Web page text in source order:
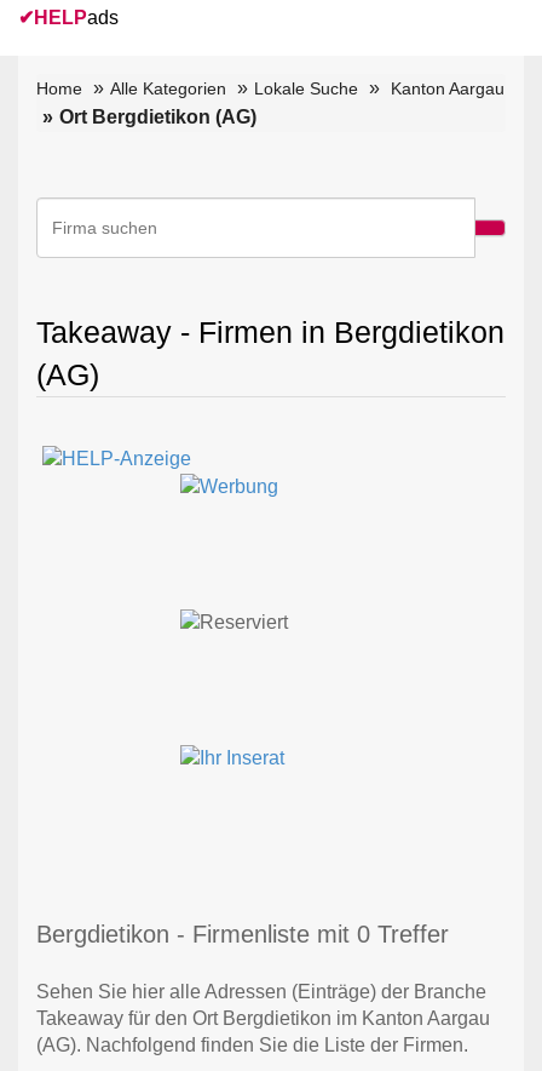
✔ HELPads
Home Alle Kategorien Lokale Suche Kanton Aargau
Ort Bergdietikon (AG)
Takeaway - Firmen in Bergdietikon
(AG)
Bergdietikon - Firmenliste mit 0 Treffer
Sehen Sie hier alle Adressen (Einträge) der Branche
Takeaway für den Ort Bergdietikon im Kanton Aargau
(AG). Nachfolgend finden Sie die Liste der Firmen.